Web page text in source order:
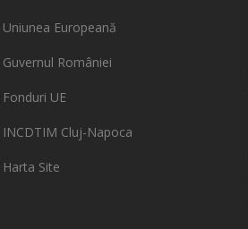
Uniunea Europeană
Guvernul României
Fonduri UE
INCDTIM Cluj-Napoca
Harta Site